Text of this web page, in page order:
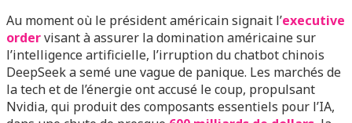
Au moment où le président américain signait l’executive
ordervisant à assurer la domination américaine sur
l’intelligence artificielle, l’irruption du chatbot chinois
DeepSeek a semé une vague de panique. Les marchés de
la tech et de l’énergie ont accusé le coup, propulsant
Nvidia, qui produit des composants essentiels pour l’IA,